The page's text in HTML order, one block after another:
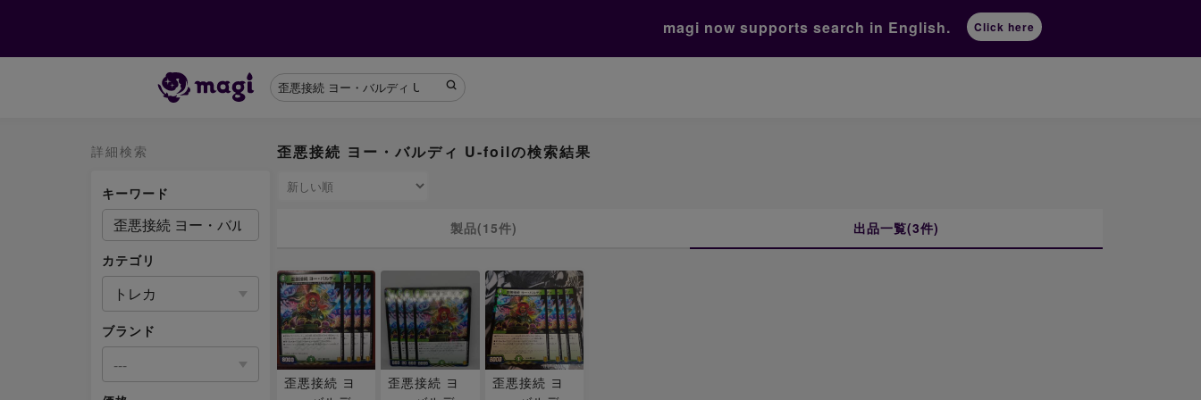
magi now supports search in English. Click here
詳細検索
キーワード
カテゴリ
トレカ
ブランド
---
歪悪接続 ヨー・バルディ U-foilの検索結果
製品(15件) 出品一覧(3件)
歪悪接続 ヨ
歪悪接続 ヨ
歪悪接続 ヨ